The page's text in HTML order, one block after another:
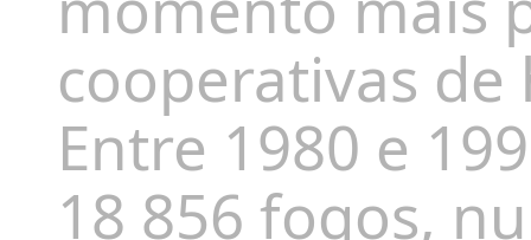
cooperativas
Entre 1980 e
18 856 fogos,